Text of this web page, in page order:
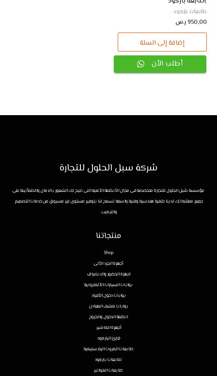
طابعات باركود
950,00ر.س
إضافة إلى السلة
أطلب الأن
شركة سبل الحلول للتجارة
مؤسسة سُبل الحلول للتجارة متخصصة فى مجال الأنظمة الأمنية التى تتيح لك الشعور بالامان والطمأنينة على
جميع ممتلكاتك لدينا خلفية هندسية وفنية واسعة تسمح لنا بتوفير مستوى غير مسبوق من خدمات التصميم
والتركيب .
منتجاتنا
Shop
أجهزة الجرد الألى
اجهزة الحضور والانصراف
بوابات السيارات الألكترونية
بوابات دخول الأفراد
بوابات كشف المعادن
انظمة الدخول والخروج
أجهزة الكاشير
قارئ الباركود
طابعات الكروت البلاستيكية
طابعات باركود
طابعات الفواتير